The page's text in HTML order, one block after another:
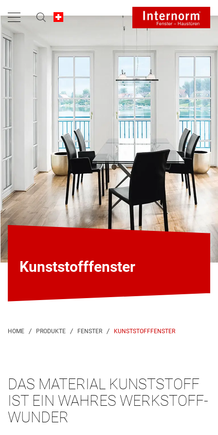
Kunststofffenster
KUNSTSTOFFFENSTER
DAS MATERIAL KUNSTSTOFF
IST EIN WAHRES WERKSTOFF-
WUNDER